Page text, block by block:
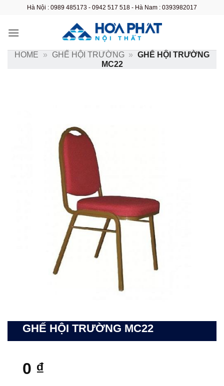
nội
Hà Nội : 0989 485173 - 0942 517 518 - Hà Nam : 0393982017
HOME » GHẾ HỘI TRƯỜNG » GHẾ HỘI TRƯỜNG
MC22
GHẾ HỘI TRƯỜNG MC22
0 ₫